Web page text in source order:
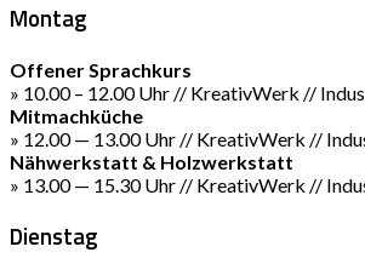
Montag
Offener Sprachkurs
» 10.00 – 12.00 Uhr // KreativWerk //
Mitmachküche
» 12.00 — 13.00 Uhr // KreativWerk //
Nähwerkstatt & Holzwerkstatt
» 13.00 — 15.30 Uhr // KreativWerk //
Dienstag